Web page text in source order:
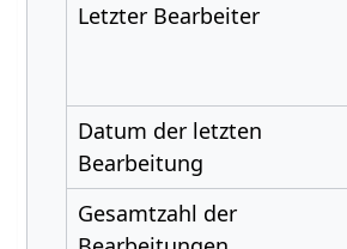
Letzter Bearbeiter
Datum der letzten
Bearbeitung
Gesamtzahl der